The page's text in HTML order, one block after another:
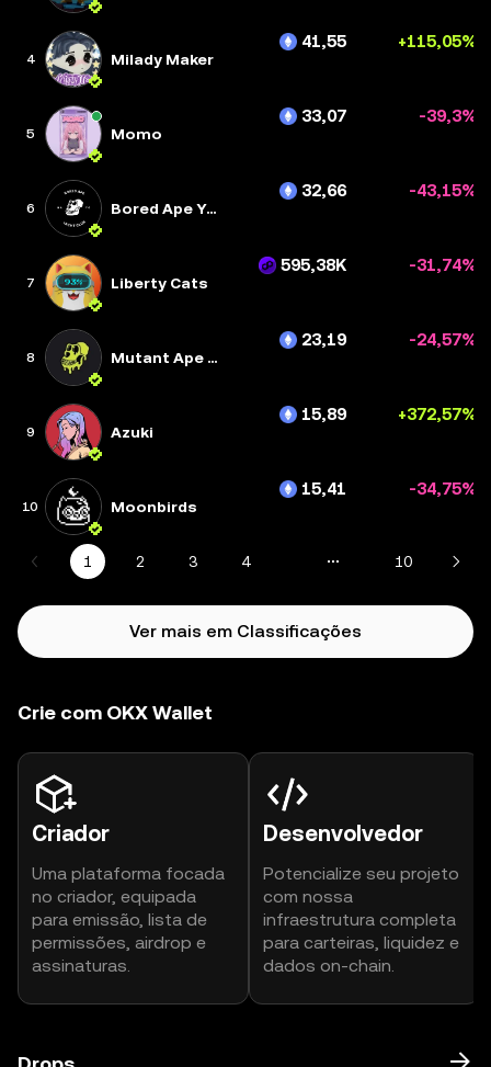
4 Milady Maker
41,55 +115,05%
5 Momo
33,07 -39,3%
6 Bored Ape Yacht Club
32,66 -43,15%
7 Liberty Cats
595,38K -31,74%
8 Mutant Ape Yacht Club
23,19 -24,57%
9 Azuki
15,89 +372,57%
10 Moonbirds
15,41 -34,75%
1 2 3 4 10
Ver mais em Classificações
Crie com OKX Wallet
Criador
Uma plataforma focada
no criador, equipada
para emissão, lista de
permissões, airdrop e
assinaturas.
Desenvolvedor
Potencialize seu projeto
com nossa
infraestrutura completa
para carteiras, liquidez e
dados on-chain.